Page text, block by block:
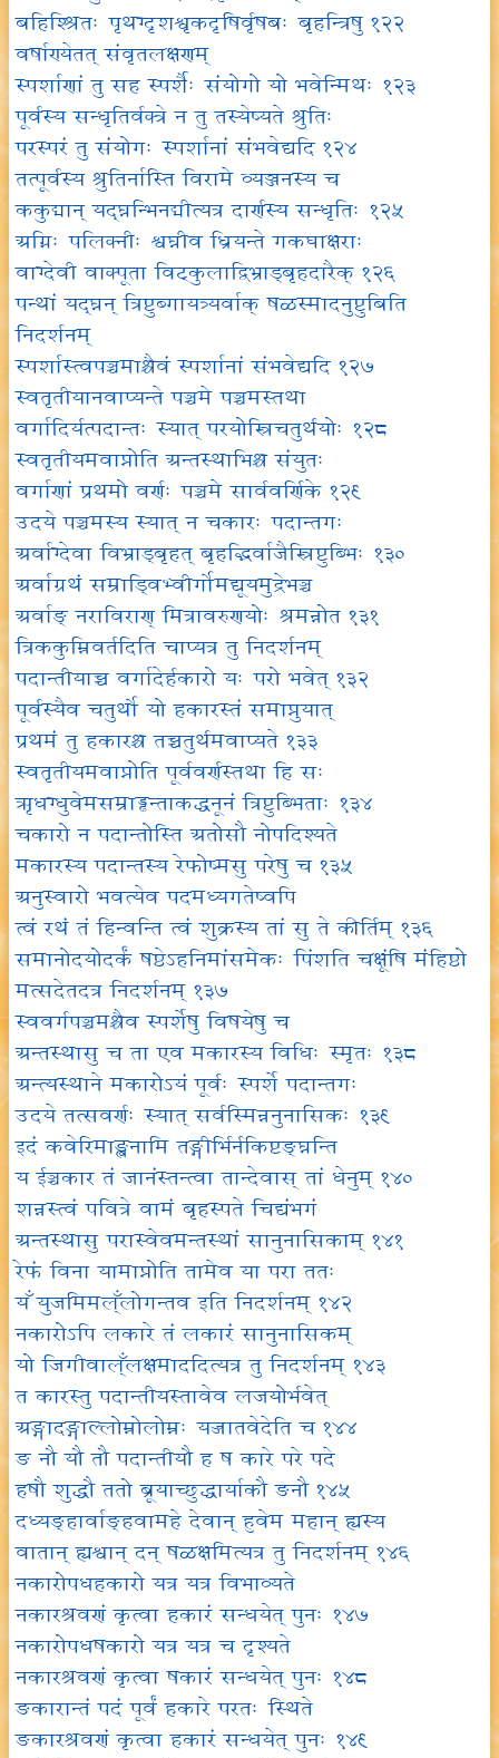
बहिश्श्रितः पृथग्दृशश्वृकदृषिर्वृषबः बृहन्त्रिषु १२२
वर्षाण्येतत् संवृतलक्षणम्
स्पर्शाणां तु सह स्पर्शैः संयोगो यो भवेन्मिथः १२३
पूर्वस्य सन्धृतिर्वक्त्रे न तु तस्येष्यते श्रुतिः
परस्परं तु संयोगः स्पर्शानां संभवेद्यदि १२४
तत्पूर्वस्य श्रुतिर्नास्ति विरामे व्यञ्जनस्य च
ककुद्मान् यद्घ्नन्भिनद्मीत्यत्र दार्णस्य सन्धृतिः १२५
अग्निः पलिक्नीः श्वघ्नीव ध्रियन्ते गकघाक्षराः
वाग्देवी वाक्पूता विट्कुलाद्विभ्राड्बृहदारैक् १२६
पन्थां यद्घ्नन् त्रिष्टुब्गायत्र्यर्वाक् षळस्मादनुष्टुबिति
निदर्शनम्
स्पर्शास्त्वपञ्चमाश्चैवं स्पर्शानां संभवेद्यदि १२७
स्वतृतीयानवाप्यन्ते पञ्चमे पञ्चमस्तथा
वर्गादिर्यत्पदान्तः स्यात् परयोस्त्रिचतुर्थयोः १२८
स्वतृतीयमवाप्नोति अन्तस्थाभिश्च संयुतः
वर्गाणां प्रथमो वर्णः पञ्चमे सार्ववर्णिके १२९
उदये पञ्चमस्य स्यात् न चकारः पदान्तगः
अर्वाग्देवा विभ्राड्बृहत् बृहद्भिर्वाजैस्त्रिष्टुब्भिः १३०
अर्वाग्रथं सम्राड्विभ्वीर्गोमद्यूयमुद्रेभञ्च
अर्वाङ् नराविराण् मित्रावरुणयोः श्रमन्नोत १३१
त्रिककुम्निवर्तदिति चाप्यत्र तु निदर्शनम्
पदान्तीयाच्च वर्गादेर्हकारो यः परो भवेत् १३२
पूर्वस्यैव चतुर्थो यो हकारस्तं समाप्नुयात्
प्रथमं तु हकारश्च तच्चतुर्थमवाप्यते १३३
स्वतृतीयमवाप्नोति पूर्ववर्णस्तथा हि सः
ऋधग्धुवेमसम्राड्ढन्ताकद्धनूनं त्रिष्टुब्भिताः १३४
चकारो न पदान्तोस्ति अतोसौ नोपदिश्यते
मकारस्य पदान्तस्य रेफोष्मसु परेषु च १३५
अनुस्वारो भवत्येव पदमध्यगतेष्वपि
त्वं रथं तं हिन्वन्ति त्वं शुक्रस्य तां सु ते कीर्तिम् १३६
समानोदयोदर्कं षष्ठेऽहनिमांसमेकः पिंशति चक्षूंषि मंहिष्ठो
मत्सदेतदत्र निदर्शनम् १३७
स्ववर्गपञ्चमश्चैव स्पर्शेषु विषयेषु च
अन्तस्थासु च ता एव मकारस्य विधिः स्मृतः १३८
अन्त्यस्थाने मकारोऽयं पूर्वः स्पर्शे पदान्तगः
उदये तत्सवर्णः स्यात् सर्वस्मिन्ननुनासिकः १३९
इदं कवेरिमाङ्खनामि तङ्गीर्भिर्नकिष्टङ्घ्नन्ति
य ईञ्चकार तं जानंस्तन्त्वा तान्देवास् तां धेनुम् १४०
शन्नस्त्वं पवित्रे वामं बृहस्पते चिद्यंभगं
अन्तस्थासु परास्वेवमन्तस्थां सानुनासिकाम् १४१
रेफं विना यामाप्नोति तामेव या परा ततः
यँ युजमिमल्ँलोगन्तव इति निदर्शनम् १४२
नकारोऽपि लकारे तं लकारं सानुनासिकम्
यो जिगीवाल्ँलक्षमाददित्यत्र तु निदर्शनम् १४३
त कारस्तु पदान्तीयस्तावेव लजयोर्भवेत्
अङ्गादङ्गाल्लोम्नोलोम्नः यज्जातवेदेति च १४४
ङ नौ यौ तौ पदान्तीयौ ह ष कारे परे पदे
हषौ शुद्धौ ततो ब्रूयाच्छुद्धार्याकौ ङनौ १४५
दध्यङ्हार्वाङ्हवामहे देवान् हुवेम महान् ह्यस्य
वातान् ह्यश्वान् दन् षळक्षमित्यत्र तु निदर्शनम् १४६
नकारोपधहकारो यत्र यत्र विभाव्यते
नकारश्रवणं कृत्वा हकारं सन्धयेत् पुनः १४७
नकारोपधषकारो यत्र यत्र च दृश्यते
नकारश्रवणं कृत्वा षकारं सन्धयेत् पुनः १४८
ङकारान्तं पदं पूर्वं हकारे परतः स्थिते
ङकारश्रवणं कृत्वा हकारं सन्धयेत् पुनः १४९